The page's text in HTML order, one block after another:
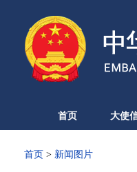
首页 大使
首页 > 新闻图片